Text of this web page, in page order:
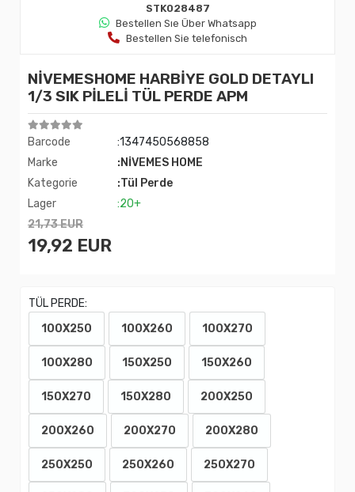
STK028487
Bestellen Sıe Über Whatsapp
Bestellen Sie telefonisch
NİVEMESHOME HARBİYE GOLD DETAYLI
1/3 SIK PİLELİ TÜL PERDE APM
Barcode
:1347450568858
Marke
:NİVEMES HOME
Kategorie
:Tül Perde
Lager
:20+
21,73 EUR
19,92 EUR
TÜL PERDE:
100X250
100X260 100X270
100X280 150X250 150X260
150X270 150X280 200X250
200X260 200X270 200X280
250X250 250X260 250X270